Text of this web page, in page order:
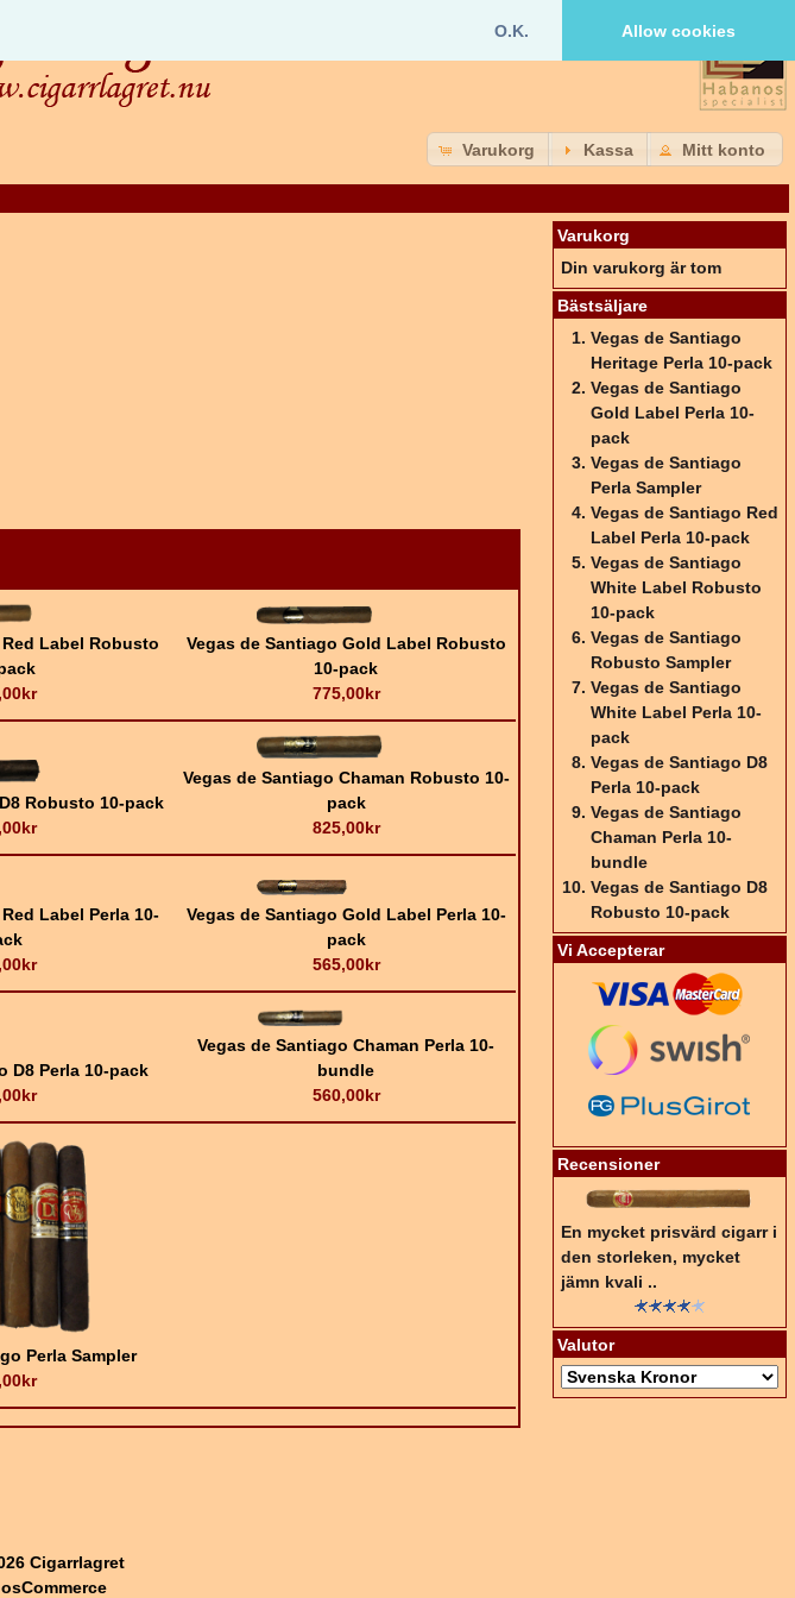
O.K. Allow cookies
Varukorg Kassa Mitt konto
Label Robusto
Vegas de Santiago Gold Label Robusto
10-pack
775,00kr
Robusto 10-pack
Vegas de Santiago Chaman Robusto 10-
pack
825,00kr
Label Perla 10-
Vegas de Santiago Gold Label Perla 10-
pack
565,00kr
D8 Perla 10-pack
Vegas de Santiago Chaman Perla 10-
bundle
560,00kr
Perla Sampler
Varukorg
Din varukorg är tom
Bästsäljare
Vegas de Santiago
Heritage Perla 10-pack
Vegas de Santiago
Gold Label Perla 10-
pack
Vegas de Santiago
Perla Sampler
Vegas de Santiago Red
Label Perla 10-pack
Vegas de Santiago
White Label Robusto
10-pack
Vegas de Santiago
Robusto Sampler
Vegas de Santiago
White Label Perla 10-
pack
Vegas de Santiago D8
Perla 10-pack
Vegas de Santiago
Chaman Perla 10-
bundle
Vegas de Santiago D8
Robusto 10-pack
Vi Accepterar
Recensioner
En mycket prisvärd cigarr i
den storleken, mycket
jämn kvali ..
Valutor
Cigarrlagret
osCommerce